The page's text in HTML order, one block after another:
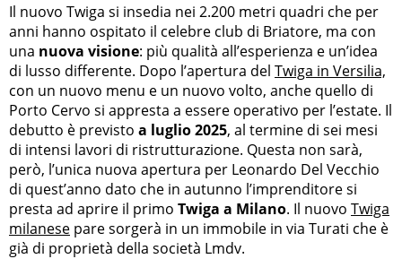
Il nuovo Twiga si insedia nei 2.200 metri quadri che per
anni hanno ospitato il celebre club di Briatore, ma con
una nuova visione: più qualità all’esperienza e un’idea
di lusso differente. Dopo l’apertura del Twiga in Versilia,
con un nuovo menu e un nuovo volto, anche quello di
Porto Cervo si appresta a essere operativo per l’estate. Il
debutto è previsto a luglio 2025, al termine di sei mesi
di intensi lavori di ristrutturazione. Questa non sarà,
però, l’unica nuova apertura per Leonardo Del Vecchio
di quest’anno dato che in autunno l’imprenditore si
presta ad aprire il primo Twiga a Milano. Il nuovo Twiga
milanese pare sorgerà in un immobile in via Turati che è
già di proprietà della società Lmdv.